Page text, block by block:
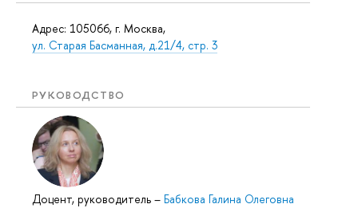
Адрес: 105066, г. Москва,
ул. Старая Басманная, д.21/4, стр. 3
РУКОВОДСТВО
Доцент, руководитель – Бабкова Галина Олеговна